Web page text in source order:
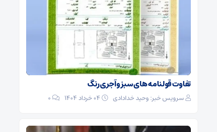
تفاوت قولنامه های سبز و آجری رنگ
سرویس خبر: وحید خدادادی 0